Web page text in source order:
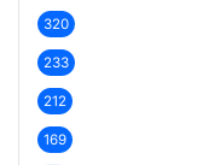
320
233
212
169